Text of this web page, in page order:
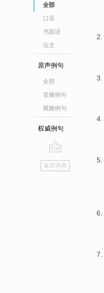
全部
口语
书面语
论文
原声例句
全部
音频例句
视频例句
权威例句
go
top
返回词典